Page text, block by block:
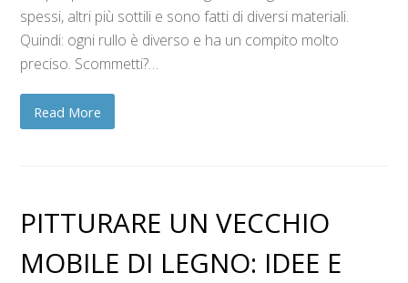
spessi, altri più sottili e sono fatti di diversi materiali.
Quindi: ogni rullo è diverso e ha un compito molto
preciso. Scommetti?…
Read More
PITTURARE UN VECCHIO
MOBILE DI LEGNO: IDEE E